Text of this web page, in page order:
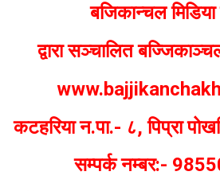
बजिकान्चल मिडिया
द्वारा सञ्चालित
कटहरिया न.पा.- ८, पिप्रा
सम्पर्क नम्बर:-